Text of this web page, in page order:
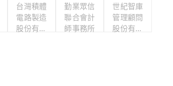
台灣積體
電路製造
股份有限
勤業眾信
聯合會計
師事務所
世紀智庫
管理顧問
股份有限